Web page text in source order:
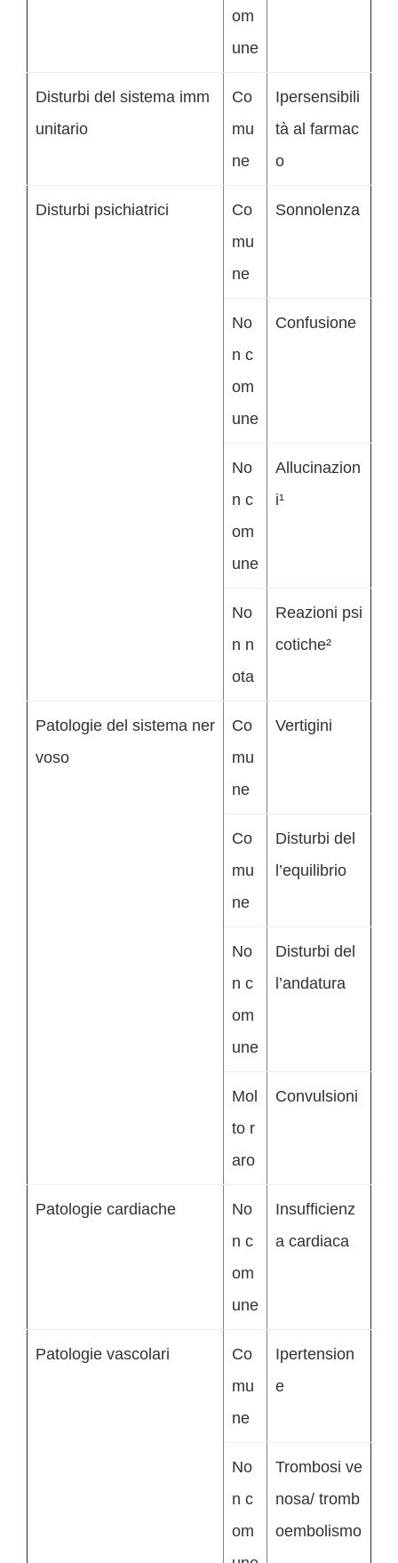
om
une
Disturbi del sistema imm
unitario
Co
mu
ne
Ipersensibili
tà al farmac
o
Disturbi psichiatrici
Co
mu
ne
Sonnolenza
No
n c
om
une
Confusione
No
n c
om
une
Allucinazion
i¹
No
n n
ota
Reazioni psi
cotiche²
Patologie del sistema ner
voso
Co
mu
ne
Vertigini
Co
mu
ne
Disturbi del
l’equilibrio
No
n c
om
une
Disturbi del
l’andatura
Mol
to r
aro
Convulsioni
Patologie cardiache
No
n c
om
une
Insufficienz
a cardiaca
Patologie vascolari
Co
mu
ne
Ipertension
e
No
n c
om
Trombosi ve
nosa/ tromb
oembolismo